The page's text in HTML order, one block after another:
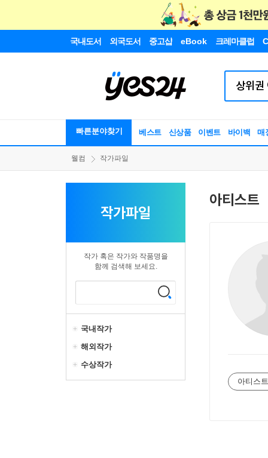
국내도서 외국도서 중고샵 eBook 크레마클럽
빠른분야찾기 베스트 신상품 이벤트 바이백 매
웰컴 작가파일
작가파일
작가 혹은 작가와 작품명을
함께 검색해 보세요.
국내작가
해외작가
수상작가
아티스트
아티스